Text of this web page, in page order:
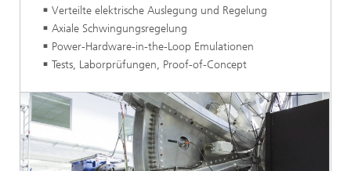
Verteilte elektrische Auslegung und Regelung
Axiale Schwingungsregelung
Power-Hardware-in-the-Loop Emulationen
Tests, Laborprüfungen, Proof-of-Concept